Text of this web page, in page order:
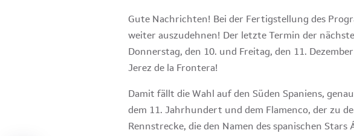
Gute Nachrichten! Bei der Fertigstellung des
weiter auszudehnen! Der letzte Termin der
Donnerstag, den 10. und Freitag, den 11.
Jerez de la Frontera!
Damit fällt die Wahl auf den Süden Spaniens,
dem 11. Jahrhundert und dem Flamenco, der zu
Rennstrecke, die den Namen des spanischen